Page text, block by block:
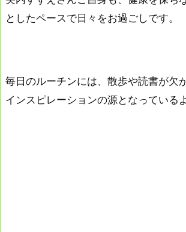
としたペースで日々をお過ごしです。
毎日のルーチンには、散歩や読書が欠
インスピレーションの源となっている